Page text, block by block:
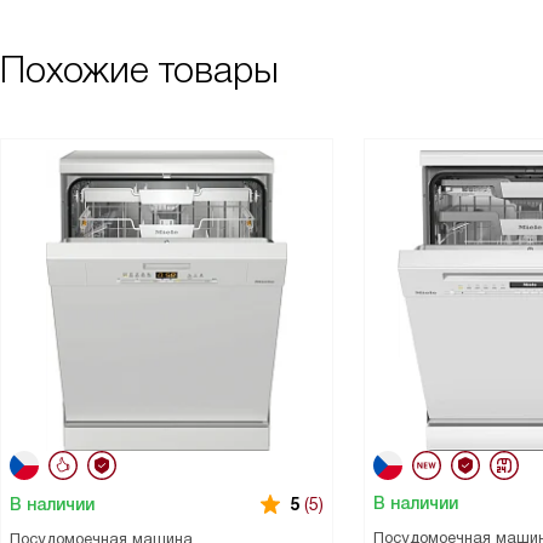
Похожие товары
В наличии 5 (5)
Посудомоечная машина
В наличии
Посудомоечная